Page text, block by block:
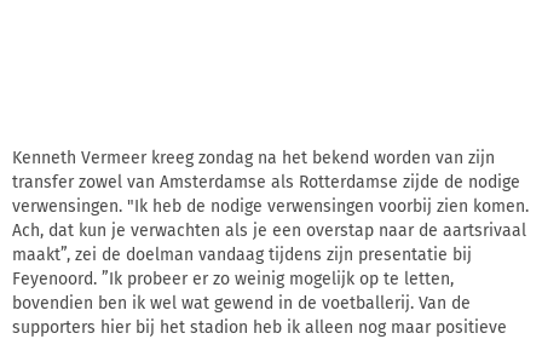
Kenneth Vermeer kreeg zondag na het bekend worden van zijn
transfer zowel van Amsterdamse als Rotterdamse zijde de nodige
verwensingen. "Ik heb de nodige verwensingen voorbij zien komen.
Ach, dat kun je verwachten als je een overstap naar de aartsrivaal
maakt”, zei de doelman vandaag tijdens zijn presentatie bij
Feyenoord. ”Ik probeer er zo weinig mogelijk op te letten,
bovendien ben ik wel wat gewend in de voetballerij. Van de
supporters hier bij het stadion heb ik alleen nog maar positieve